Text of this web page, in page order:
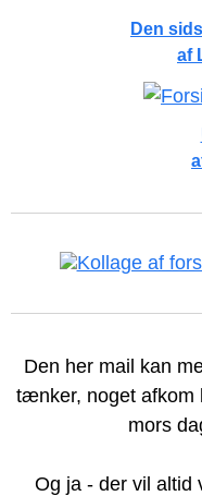
Den
af
Den her mail kan
tænker, noget afkom
mors
Og ja - der vil altid